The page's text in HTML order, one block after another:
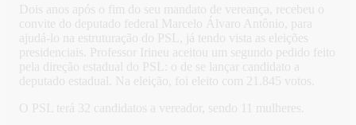
Dois anos após o fim do seu mandato de vereança, recebeu o
convite do deputado federal Marcelo Álvaro Antônio, para
ajudá-lo na estruturação do PSL, já tendo vista as eleições
presidenciais. Professor Irineu aceitou um segundo pedido feito
pela direção estadual do PSL: o de se lançar candidato a
deputado estadual. Na eleição, foi eleito com 21.845 votos.
O PSL terá 32 candidatos a vereador, sendo 11 mulheres.